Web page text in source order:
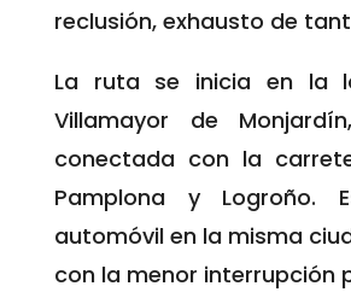
reclusión, exhausto de
La ruta se inicia en la
Villamayor de
conectada con la
Pamplona y Logroño.
automóvil en la misma
con la menor interrupción